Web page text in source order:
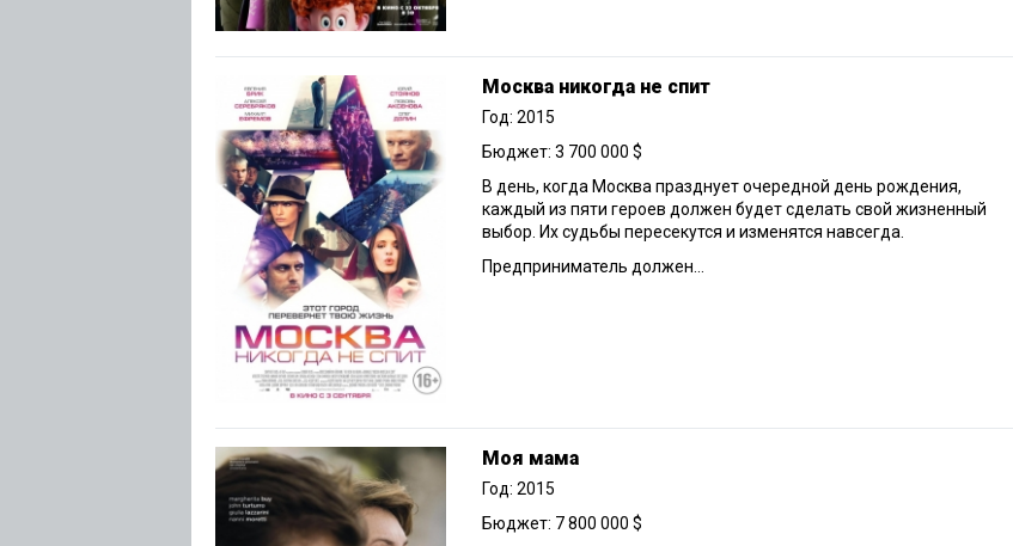
Москва никогда не спит
Год: 2015
Бюджет: 3 700 000 $
В день, когда Москва празднует очередной день рождения,
каждый из пяти героев должен будет сделать свой жизненный
выбор. Их судьбы пересекутся и изменятся навсегда.
Предприниматель должен...
Моя мама
Год: 2015
Бюджет: 7 800 000 $